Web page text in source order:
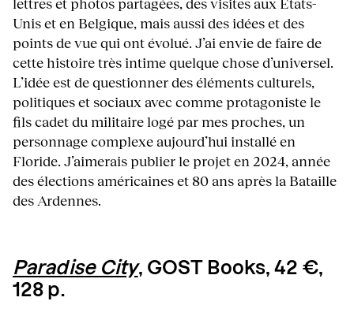
lettres et photos partagées, des visites aux États-
Unis et en Belgique, mais aussi des idées et des
points de vue qui ont évolué. J’ai envie de faire de
cette histoire très intime quelque chose d’universel.
L’idée est de questionner des éléments culturels,
politiques et sociaux avec comme protagoniste le
fils cadet du militaire logé par mes proches, un
personnage complexe aujourd’hui installé en
Floride. J’aimerais publier le projet en 2024, année
des élections américaines et 80 ans après la Bataille
des Ardennes.
Paradise City, GOST Books, 42 €,
128 p.